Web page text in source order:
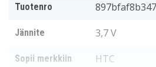
Tuotenro
Jännite 3,7 V
Sopii merkkiin HTC